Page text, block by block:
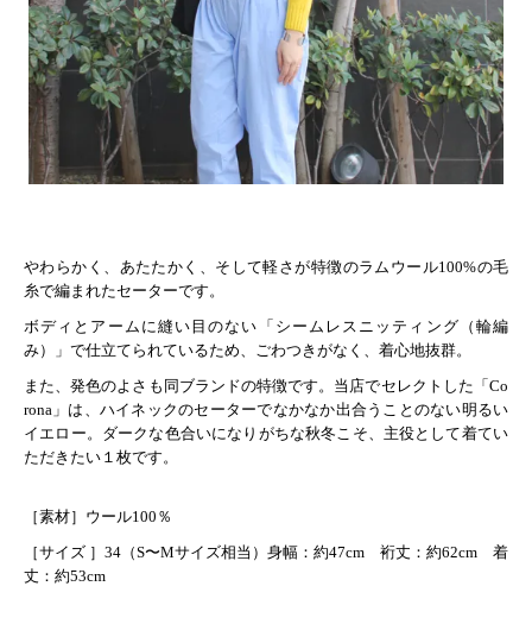
やわらかく、あたたかく、そして軽さが特徴のラムウール100%の毛
糸で編まれたセーターです。
ボディとアームに縫い目のない「シームレスニッティング（輪編
み）」で仕立てられているため、ごわつきがなく、着心地抜群。
また、発色のよさも同ブランドの特徴です。当店でセレクトした「Co
rona」は、ハイネックのセーターでなかなか出合うことのない明るい
イエロー。ダークな色合いになりがちな秋冬こそ、主役として着てい
ただきたい１枚です。
［素材］ウール100％
［サイズ ］34（S〜Mサイズ相当）身幅：約47cm 裄丈：約62cm 着
丈：約53cm